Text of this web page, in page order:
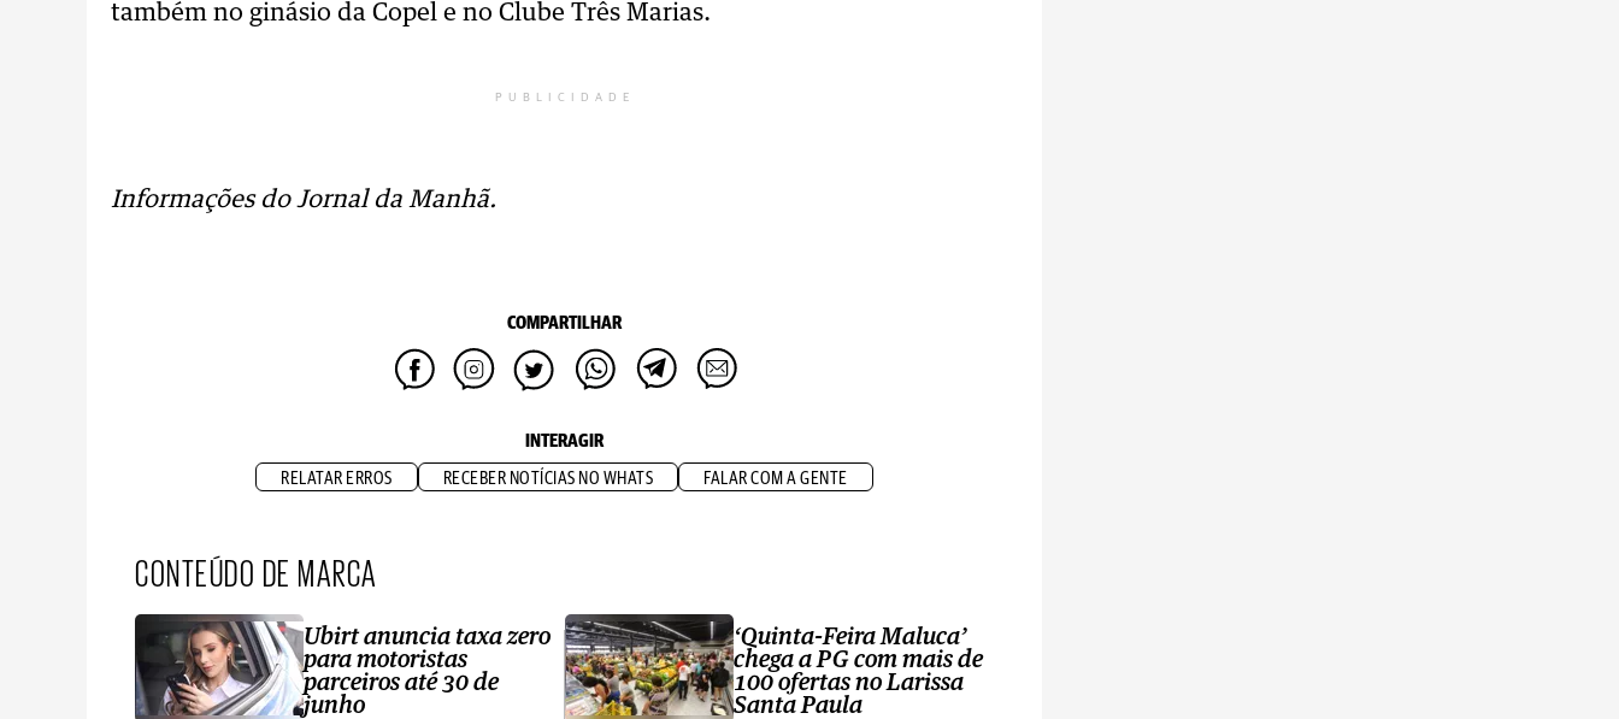
também no ginásio da Copel e no Clube Três Marias.
PUBLICIDADE
Informações do Jornal da Manhã.
COMPARTILHAR
INTERAGIR
RELATAR ERROS RECEBER NOTÍCIAS NO WHATS FALAR COM A GENTE
CONTEÚDO DE MARCA
Ubirt anuncia taxa zero
para motoristas
parceiros até 30 de
junho
‘Quinta-Feira Maluca’
chega a PG com mais de
100 ofertas no Larissa
Santa Paula